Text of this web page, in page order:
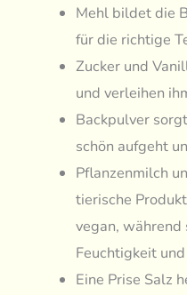
Mehl bildet die
für die richtige
Zucker und
und verleihen
Backpulver
schön aufgeht
Pflanzenmilch
tierische
vegan,
Feuchtigkeit
Eine Prise Salz